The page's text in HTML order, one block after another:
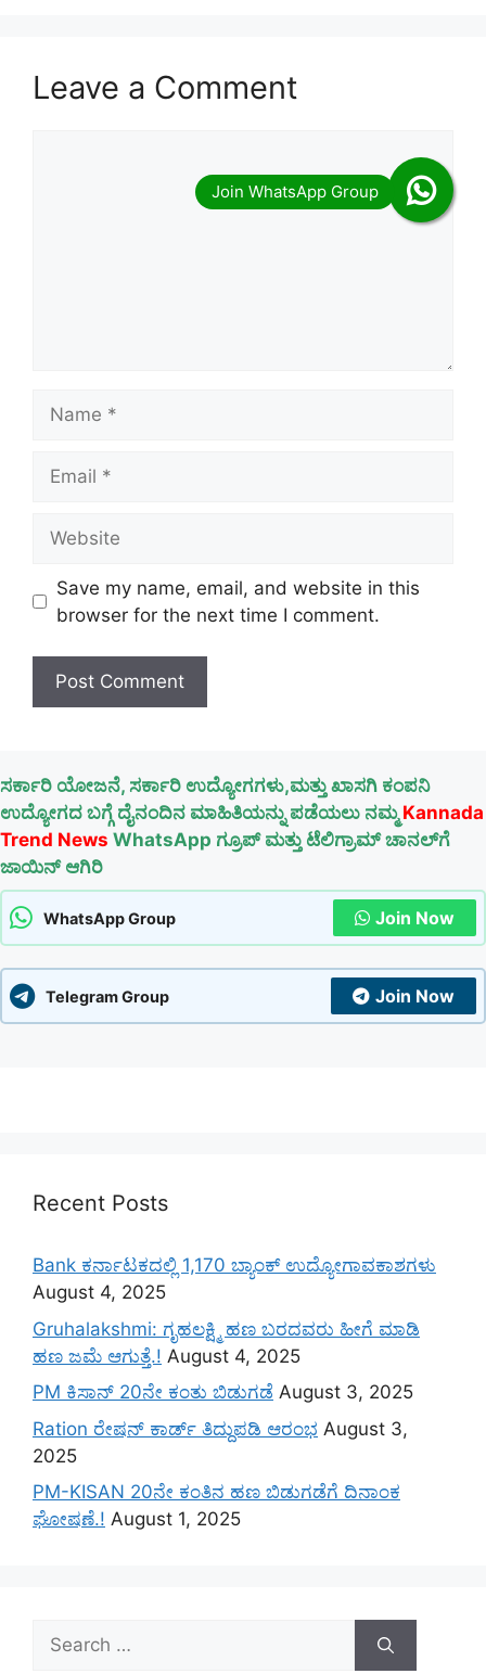
Leave a Comment
Save my name, email, and website in this
browser for the next time I comment.
ಸರ್ಕಾರಿ ಯೋಜನೆ, ಸರ್ಕಾರಿ ಉದ್ಯೋಗಗಳು,ಮತ್ತು ಖಾಸಗಿ ಕಂಪನಿ
ಉದ್ಯೋಗದ ಬಗ್ಗೆ ದೈನಂದಿನ ಮಾಹಿತಿಯನ್ನು ಪಡೆಯಲು ನಮ್ಮKannada
Trend News WhatsApp ಗ್ರೂಪ್ ಮತ್ತು ಟೆಲಿಗ್ರಾಮ್ ಚಾನಲ್‌ಗೆ
ಜಾಯಿನ್ ಆಗಿರಿ
WhatsApp Group Join Now
Telegram Group Join Now
Recent Posts
Bank ಕರ್ನಾಟಕದಲ್ಲಿ 1,170 ಬ್ಯಾಂಕ್ ಉದ್ಯೋಗಾವಕಾಶಗಳು
August 4, 2025
Gruhalakshmi: ಗೃಹಲಕ್ಷ್ಮಿ ಹಣ ಬರದವರು ಹೀಗೆ ಮಾಡಿ
ಹಣ ಜಮೆ‌ ಆಗುತ್ತೆ.! August 4, 2025
PM ಕಿಸಾನ್ 20ನೇ ಕಂತು ಬಿಡುಗಡೆ August 3, 2025
Ration ರೇಷನ್ ಕಾರ್ಡ್ ತಿದ್ದುಪಡಿ ಆರಂಭ August 3,
2025
PM-KISAN 20ನೇ ಕಂತಿನ ಹಣ ಬಿಡುಗಡೆಗೆ ದಿನಾಂಕ
ಘೋಷಣೆ.! August 1, 2025
Search
for: